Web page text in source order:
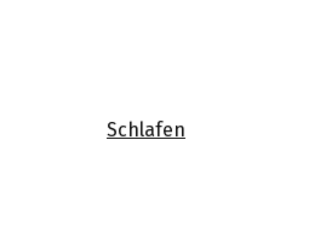
Schlafen